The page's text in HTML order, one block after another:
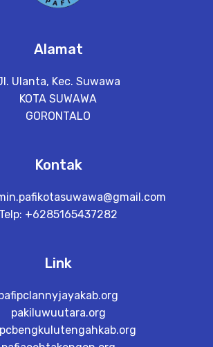
Alamat
Ulanta, Kec. Suwawa
KOTA SUWAWA
GORONTALO
Kontak
Telp: +6285165437282
Link
pakiluwuutara.org